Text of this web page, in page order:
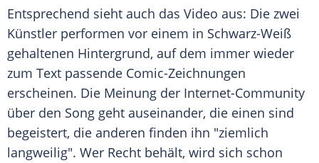
Entsprechend sieht auch das Video aus: Die zwei
Künstler performen vor einem in Schwarz-Weiß
gehaltenen Hintergrund, auf dem immer wieder
zum Text passende Comic-Zeichnungen
erscheinen. Die Meinung der Internet-Community
über den Song geht auseinander, die einen sind
begeistert, die anderen finden ihn "ziemlich
langweilig". Wer Recht behält, wird sich schon